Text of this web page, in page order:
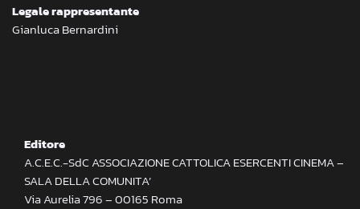
Legale rappresentante
Gianluca Bernardini
Editore
A.C.E.C.-SdC ASSOCIAZIONE CATTOLICA ESERCENTI CINEMA –
SALA DELLA COMUNITA’
Via Aurelia 796 – 00165 Roma